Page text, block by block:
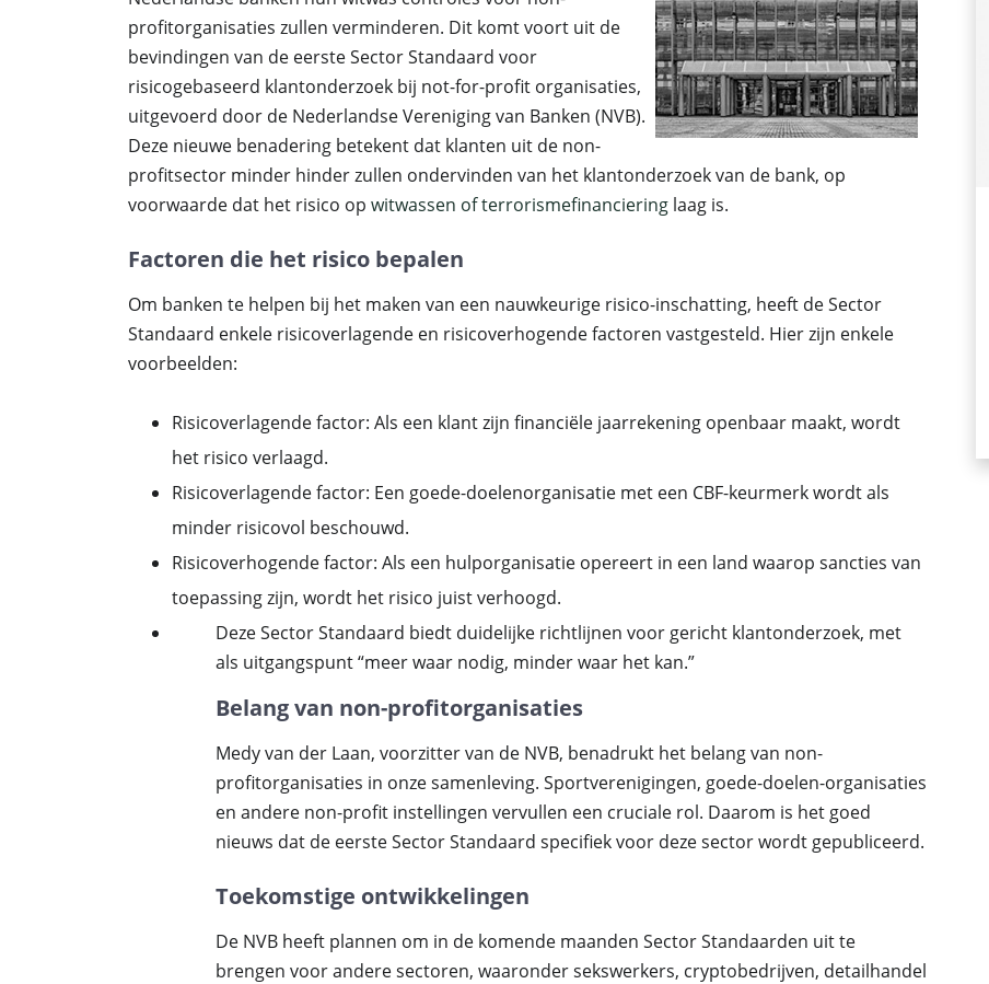
profitorganisaties zullen verminderen. Dit komt voort uit de
bevindingen van de eerste Sector Standaard voor
risicogebaseerd klantonderzoek bij not-for-profit organisaties,
uitgevoerd door de Nederlandse Vereniging van Banken (NVB).
Deze nieuwe benadering betekent dat klanten uit de non-
profitsector minder hinder zullen ondervinden van het klantonderzoek van de bank, op
voorwaarde dat het risico op witwassen of terrorismefinanciering laag is.
Factoren die het risico bepalen
Om banken te helpen bij het maken van een nauwkeurige risico-inschatting, heeft de Sector
Standaard enkele risicoverlagende en risicoverhogende factoren vastgesteld. Hier zijn enkele
voorbeelden:
Risicoverlagende factor: Als een klant zijn financiële jaarrekening openbaar maakt, wordt
het risico verlaagd.
Risicoverlagende factor: Een goede-doelenorganisatie met een CBF-keurmerk wordt als
minder risicovol beschouwd.
Risicoverhogende factor: Als een hulporganisatie opereert in een land waarop sancties van
toepassing zijn, wordt het risico juist verhoogd.
Deze Sector Standaard biedt duidelijke richtlijnen voor gericht klantonderzoek, met
als uitgangspunt “meer waar nodig, minder waar het kan.”
Belang van non-profitorganisaties
Medy van der Laan, voorzitter van de NVB, benadrukt het belang van non-
profitorganisaties in onze samenleving. Sportverenigingen, goede-doelen-organisaties
en andere non-profit instellingen vervullen een cruciale rol. Daarom is het goed
nieuws dat de eerste Sector Standaard specifiek voor deze sector wordt gepubliceerd.
Toekomstige ontwikkelingen
De NVB heeft plannen om in de komende maanden Sector Standaarden uit te
brengen voor andere sectoren, waaronder sekswerkers, cryptobedrijven, detailhandel